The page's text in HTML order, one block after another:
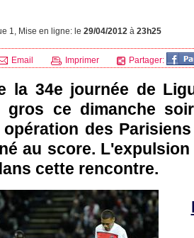
1, Mise en ligne: le 29/04/2012 à 23h25
Email Imprimer Partager:
la 34e journée de
gros ce dimanche
opération des
au score. L'expulsion
cette rencontre.